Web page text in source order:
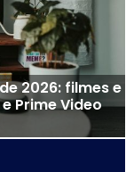
2026: filmes e
Prime Video